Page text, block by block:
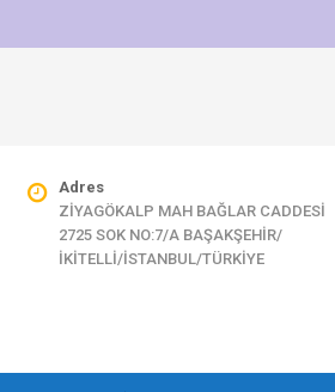
Adres
ZİYAGÖKALP MAH BAĞLAR CADDESİ
2725 SOK NO:7/A BAŞAKŞEHİR/
İKİTELLİ/İSTANBUL/TÜRKİYE